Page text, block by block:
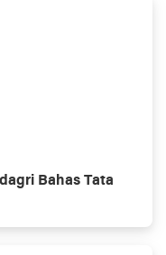
Bahas Tata